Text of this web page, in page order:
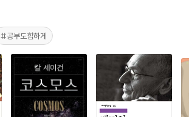
#공부도힙하게